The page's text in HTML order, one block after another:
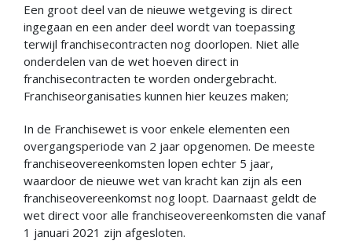
Een groot deel van de nieuwe wetgeving is direct
ingegaan en een ander deel wordt van toepassing
terwijl franchisecontracten nog doorlopen. Niet alle
onderdelen van de wet hoeven direct in
franchisecontracten te worden ondergebracht.
Franchiseorganisaties kunnen hier keuzes maken;
In de Franchisewet is voor enkele elementen een
overgangsperiode van 2 jaar opgenomen. De meeste
franchiseovereenkomsten lopen echter 5 jaar,
waardoor de nieuwe wet van kracht kan zijn als een
franchiseovereenkomst nog loopt. Daarnaast geldt de
wet direct voor alle franchiseovereenkomsten die vanaf
1 januari 2021 zijn afgesloten.